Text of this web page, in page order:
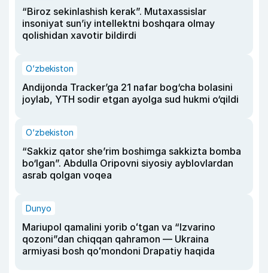
“Biroz sekinlashish kerak”. Mutaxassislar
insoniyat sun’iy intellektni boshqara olmay
qolishidan xavotir bildirdi
O‘zbekiston
Andijonda Tracker’ga 21 nafar bog‘cha bolasini
joylab, YTH sodir etgan ayolga sud hukmi o‘qildi
O‘zbekiston
“Sakkiz qator she’rim boshimga sakkizta bomba
bo‘lgan”. Abdulla Oripovni siyosiy ayblovlardan
asrab qolgan voqea
Dunyo
Mariupol qamalini yorib oʻtgan va “Izvarino
qozoni”dan chiqqan qahramon — Ukraina
armiyasi bosh qoʻmondoni Drapatiy haqida